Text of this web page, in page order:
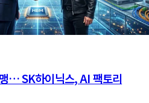
… SK하이닉스, AI 팩토리